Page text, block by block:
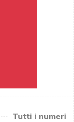
Tutti i numeri